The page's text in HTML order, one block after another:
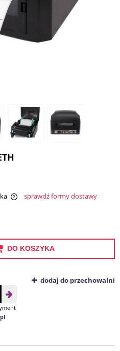
sprawdź formy dostawy
DO KOSZYKA
dodaj do przechowalni